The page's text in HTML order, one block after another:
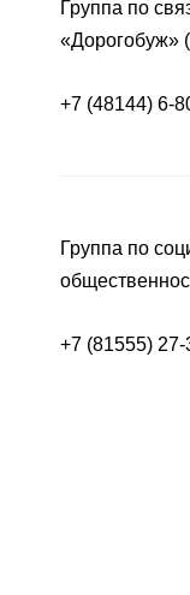
Группа по
«Дорогобуж»
+7 (48144) 6-
Группа по
+7 (81555) 27-